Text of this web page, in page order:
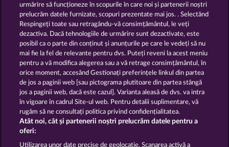
DEMI GODS V
Termeni și condiții
Declarație de confidențialitate
Asistență tehnică Firmă
urmărire să funcționeze în scopurile în care noi și partenerii noștri
prelucrăm datele furnizate, scopuri prezentate mai jos. . Selectând
Respingeți toate sau retragându-vă consimțământul, le veți
dezactiva. Dacă tehnologiile de urmărire sunt dezactivate, este
posibil ca o parte din conținut și anunțurile pe care le vedeți să nu
mai fie la fel de relevante pentru dvs. Puteți reveni la acest meniu
pentru a vă modifica alegerea sau a vă retrage consimțământul, în
orice moment, accesând Gestionați preferințele linkul din partea
de jos a paginii web [sau pictograma plutitoare din partea stângă
jos a paginii web, dacă este cazul]. Varianta aleasă de dvs. va intra
în vigoare în cadrul Site-ul web. Pentru detalii suplimentare, vă
rugăm să ne consultați politica privind confidențialitatea.
Atât noi, cât și partenerii noștri prelucrăm datele pentru a
oferi:
Utilizarea unor date precise de geolocație. Scanarea activă a